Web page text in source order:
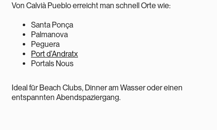
Von Calvià Pueblo erreicht man schnell Orte wie:
Santa Ponça
Palmanova
Peguera
Port d’Andratx
Portals Nous
Ideal für Beach Clubs, Dinner am Wasser oder einen
entspannten Abendspaziergang.